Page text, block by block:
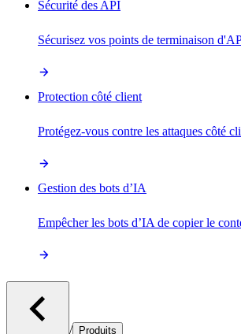
Sécurité des API
Sécurisez vos points de terminaison
Protection côté client
Protégez-vous contre les attaques côté
Gestion des bots d’IA
Empêcher les bots d’IA de copier le
/ Produits